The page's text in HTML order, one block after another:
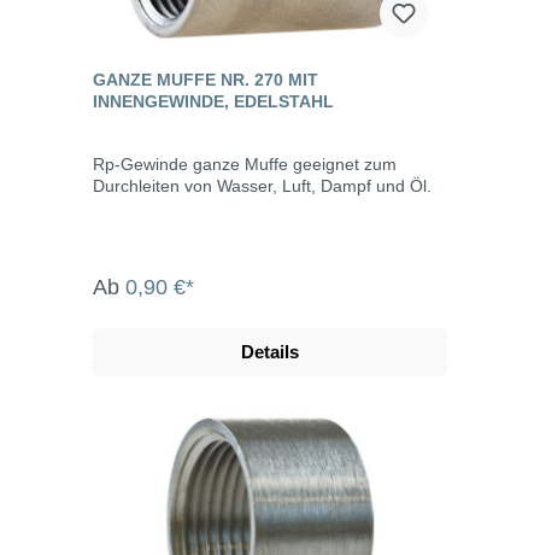
GANZE MUFFE NR. 270 MIT
INNENGEWINDE, EDELSTAHL
Rp-Gewinde ganze Muffe geeignet zum
Durchleiten von Wasser, Luft, Dampf und Öl.
Ab 0,90 €*
Details